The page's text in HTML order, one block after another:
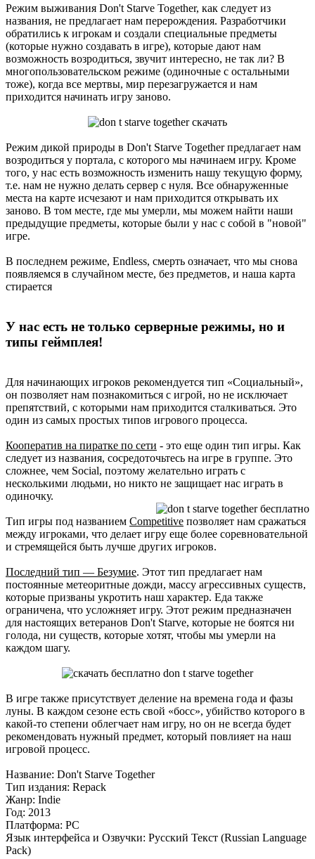
Режим выживания Don't Starve Together, как следует из
названия, не предлагает нам перерождения. Разработчики
обратились к игрокам и создали специальные предметы
(которые нужно создавать в игре), которые дают нам
возможность возродиться, звучит интересно, не так ли? В
многопользовательском режиме (одиночные с остальными
тоже), когда все мертвы, мир перезагружается и нам
приходится начинать игру заново.
Режим дикой природы в Don't Starve Together предлагает нам
возродиться у портала, с которого мы начинаем игру. Кроме
того, у нас есть возможность изменить нашу текущую форму,
т.е. нам не нужно делать сервер с нуля. Все обнаруженные
места на карте исчезают и нам приходится открывать их
заново. В том месте, где мы умерли, мы можем найти наши
предыдущие предметы, которые были у нас с собой в "новой"
игре.
В последнем режиме, Endless, смерть означает, что мы снова
появляемся в случайном месте, без предметов, и наша карта
стирается
У нас есть не только серверные режимы, но и
типы геймплея!
Для начинающих игроков рекомендуется тип «Социальный»,
он позволяет нам познакомиться с игрой, но не исключает
препятствий, с которыми нам приходится сталкиваться. Это
один из самых простых типов игрового процесса.
Кооператив на пиратке по сети - это еще один тип игры. Как
следует из названия, сосредоточьтесь на игре в группе. Это
сложнее, чем Social, поэтому желательно играть с
несколькими людьми, но никто не защищает нас играть в
одиночку.
Тип игры под названием Competitive позволяет нам сражаться
между игроками, что делает игру еще более соревновательной
и стремящейся быть лучше других игроков.
Последний тип — Безумие. Этот тип предлагает нам
постоянные метеоритные дожди, массу агрессивных существ,
которые призваны укротить наш характер. Еда также
ограничена, что усложняет игру. Этот режим предназначен
для настоящих ветеранов Don't Starve, которые не боятся ни
голода, ни существ, которые хотят, чтобы мы умерли на
каждом шагу.
В игре также присутствует деление на времена года и фазы
луны. В каждом сезоне есть свой «босс», убийство которого в
какой-то степени облегчает нам игру, но он не всегда будет
рекомендовать нужный предмет, который повлияет на наш
игровой процесс.
Название: Don't Starve Together
Тип издания: Repack
Жанр: Indie
Год: 2013
Платформа: PC
Язык интерфейса и Озвучки: Русский Текст (Russian Language
Pack)